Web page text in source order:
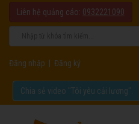
Liên hệ quảng cáo: 0932221090
Đăng nhập Đăng ký
Chia sẻ video "Tôi yêu cải lương".